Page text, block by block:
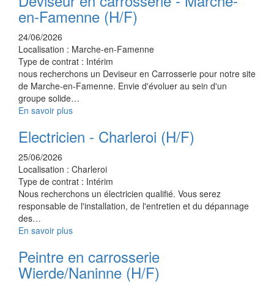
en-Famenne (H/F)
24/06/2026
Localisation : Marche-en-Famenne
Type de contrat : Intérim
nous recherchons un Deviseur en Carrosserie pour notre site
de Marche-en-Famenne. Envie d'évoluer au sein d'un
groupe solide…
En savoir plus
Electricien - Charleroi (H/F)
25/06/2026
Localisation : Charleroi
Type de contrat : Intérim
Nous recherchons un électricien qualifié. Vous serez
responsable de l'installation, de l'entretien et du dépannage
des…
En savoir plus
Peintre en carrosserie
Wierde/Naninne (H/F)